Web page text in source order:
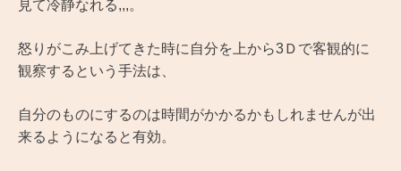
見て冷静なれる,,,。
怒りがこみ上げてきた時に自分を上から3Ｄで客観的に
観察するという手法は、
自分のものにするのは時間がかかるかもしれませんが出
来るようになると有効。